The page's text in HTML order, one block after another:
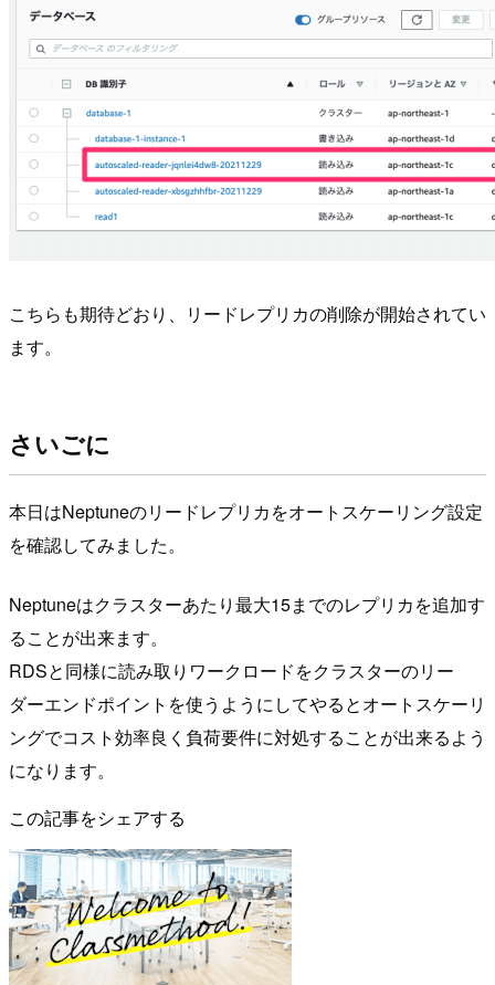
こちらも期待どおり、リードレプリカの削除が開始されてい
ます。
さいごに
本日はNeptuneのリードレプリカをオートスケーリング設定
を確認してみました。
Neptuneはクラスターあたり最大15までのレプリカを追加す
ることが出来ます。
RDSと同様に読み取りワークロードをクラスターのリー
ダーエンドポイントを使うようにしてやるとオートスケーリ
ングでコスト効率良く負荷要件に対処することが出来るよう
になります。
この記事をシェアする